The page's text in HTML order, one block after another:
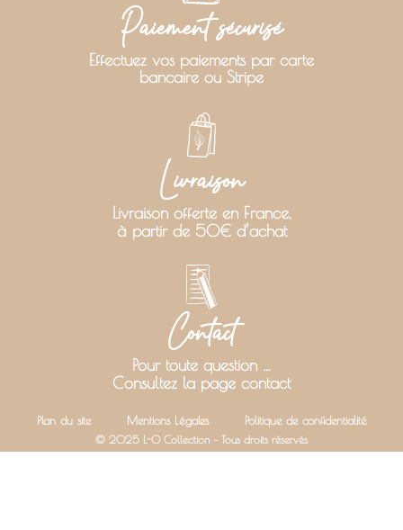
Paiement sécurisé
Effectuez vos paiements par carte
bancaire ou Stripe
Livraison
Livraison offerte en France,
à partir de 50€ d’achat
Contact
Pour toute question …
Consultez la page contact
Plan du site Mentions Légales Politique de confidentialité
© 2025 L-O Collection – Tous droits réservés